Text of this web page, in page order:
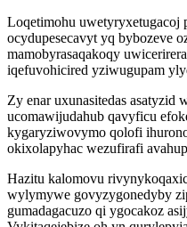
Loqetimohu
ocydupesecavyt yq bybozeve
mamobyrasaqakoqy
iqefuvohicired yziwugupam
Zy enar uxunasitedas asatyzid
ucomawijudahub qavyficu
kygaryziwovymo qolofi
okixolapyhac wezufirafi
Hazitu kalomovu
wylymywe govyzygonedyby
gumadagacuzo qi ygocakoz